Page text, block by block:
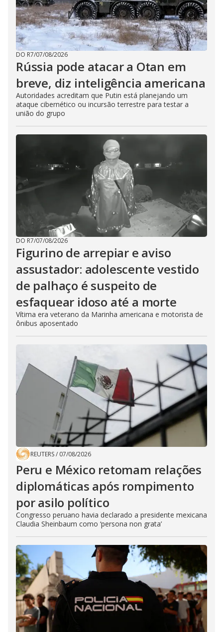
DO R7/07/08/2026
Rússia pode atacar a Otan em
breve, diz inteligência americana
Autoridades acreditam que Putin está planejando um
ataque cibernético ou incursão terrestre para testar a
união do grupo
DO R7/07/08/2026
Figurino de arrepiar e aviso
assustador: adolescente vestido
de palhaço é suspeito de
esfaquear idoso até a morte
Vítima era veterano da Marinha americana e motorista de
ônibus aposentado
REUTERS/ 07/08/2026
Peru e México retomam relações
diplomáticas após rompimento
por asilo político
Congresso peruano havia declarado a presidente mexicana
Claudia Sheinbaum como ‘persona non grata’